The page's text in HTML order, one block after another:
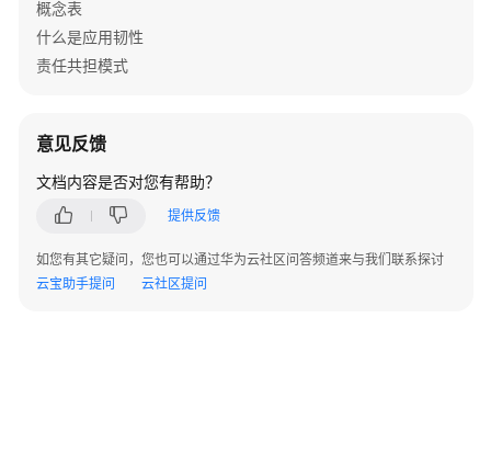
越
运
营
越
运
支
柱
概念表
什么是应用韧性
责任共担模式
意见反馈
文档内容是否对您有帮助？
提供反馈
如您有其它疑问，您也可以通过华为云社区问答频道来与我们联系探讨
云宝助手提问
云社区提问